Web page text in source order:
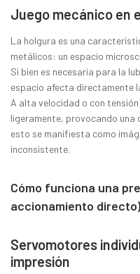
Juego mecánico en
La holgura es una
metálicos: un espacio
Si bien es necesaria para la
espacio afecta directamente
A alta velocidad o con
ligeramente, provocando una
esto se manifiesta como
inconsistente.
Cómo funciona una
accionamiento directo)
Servomotores
impresión